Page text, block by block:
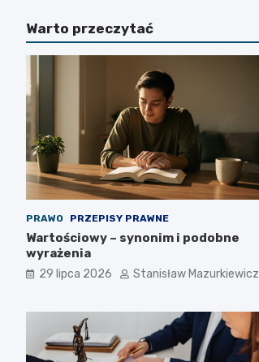
Warto przeczytać
PRAWO PRZEPISY PRAWNE
Wartościowy – synonim i podobne
wyrażenia
29 lipca 2026 Stanisław Mazurkiewicz